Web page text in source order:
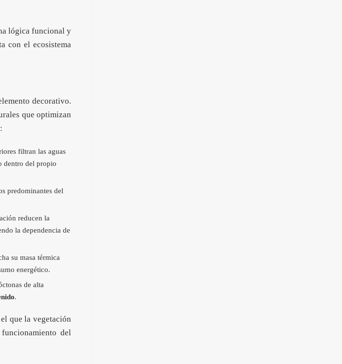
lógica funcional y
con el ecosistema
decorativo.
que optimizan
filtran las aguas
dentro del propio
predominantes del
reducen la
la dependencia de
su masa térmica
energético.
de alta
.
que la vegetación
del